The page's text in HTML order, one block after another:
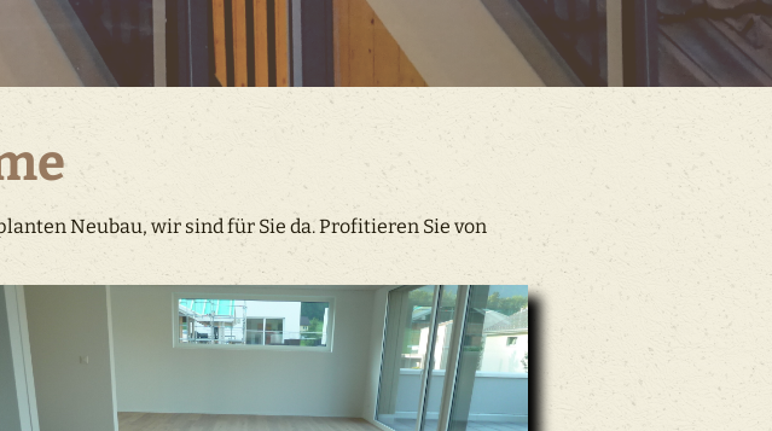
Neubau, wir sind für Sie da. Profitieren Sie von